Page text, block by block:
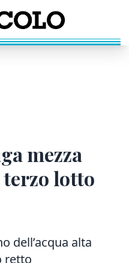
mezza
lotto
dell’acqua alta
retto